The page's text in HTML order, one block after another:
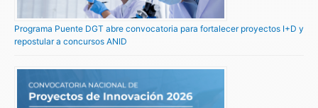
Programa Puente DGT abre convocatoria para fortalecer proyectos I+D y
repostular a concursos ANID